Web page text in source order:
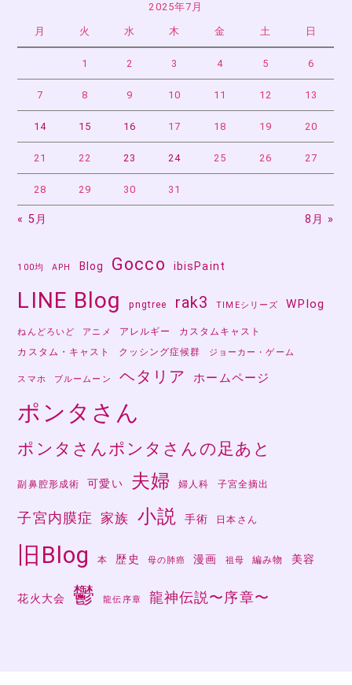
2025年7月
月 火 水 木 金 土 日
1 2 3 4 5 6
7 8 9 10 11 12 13
14 15 16 17 18 19 20
21 22 23 24 25 26 27
28 29 30 31
« 5月 8月 »
100均 APH Blog Gocco ibisPaint
LINE Blog pngtree rak3 TIMEシリーズ WPlog
ねんどろいど アニメ アレルギー
カスタムキャスト
カスタム・キャスト
クッシング症候群 ジョーカー・ゲーム
スマホ ブルームーン ヘタリア ホームページ
ポンタさん
ポンタさんポンタさんの足あと
副鼻腔形成術 可愛い 夫婦 婦人科 子宮全摘出
子宮内膜症 家族 小説 手術 日本さん
旧Blog 本 歴史 母の肺癌 漫画 祖母 編み物 美容
花火大会 鬱 龍伝序章 龍神伝説〜序章〜